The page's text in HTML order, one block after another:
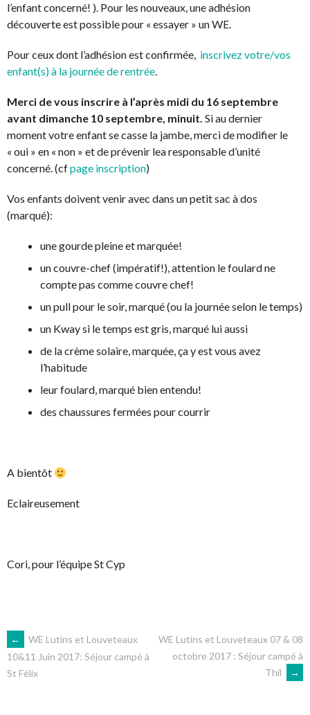
l’enfant concerné! ). Pour les nouveaux, une adhésion
découverte est possible pour « essayer » un WE.
Pour ceux dont l’adhésion est confirmée, inscrivez votre/vos
enfant(s) à la journée de rentrée.
Merci de vous inscrire à l’après midi du 16 septembre
avant dimanche 10 septembre, minuit. Si au dernier
moment votre enfant se casse la jambe, merci de modifier le
« oui » en « non » et de prévenir lea responsable d’unité
concerné. (cfpage inscription)
Vos enfants doivent venir avec dans un petit sac à dos
(marqué):
une gourde pleine et marquée!
un couvre-chef (impératif!), attention le foulard ne
compte pas comme couvre chef!
un pull pour le soir, marqué (ou la journée selon le temps)
un Kway si le temps est gris, marqué lui aussi
de la crème solaire, marquée, ça y est vous avez
l’habitude
leur foulard, marqué bien entendu!
des chaussures fermées pour courrir
A bientôt
Eclaireusement
Cori, pour l’équipe St Cyp
NAVIGATION
DES
←
WE Lutins et Louveteaux
10&11 Juin 2017: Séjour campé à
St Félix
WE Lutins et Louveteaux 07 & 08
octobre 2017 : Séjour campé à
Thil
→